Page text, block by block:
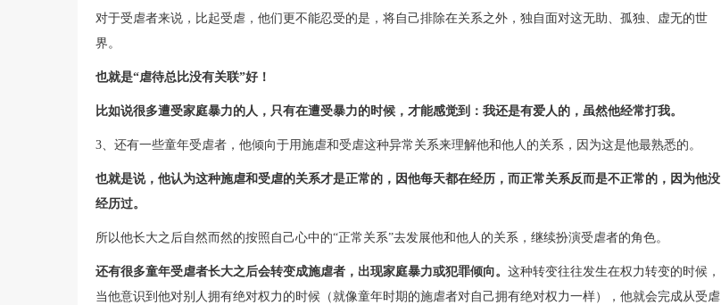
对于受虐者来说，比起受虐，他们更不能忍受的是，将自己排除在关系之外，独自面对这无助、孤独、虚无的世
界。
也就是“虐待总比没有关联”好！
比如说很多遭受家庭暴力的人，只有在遭受暴力的时候，才能感觉到：我还是有爱人的，虽然他经常打我。
3、还有一些童年受虐者，他倾向于用施虐和受虐这种异常关系来理解他和他人的关系，因为这是他最熟悉的。
也就是说，他认为这种施虐和受虐的关系才是正常的，因他每天都在经历，而正常关系反而是不正常的，因为他没
经历过。
所以他长大之后自然而然的按照自己心中的“正常关系”去发展他和他人的关系，继续扮演受虐者的角色。
还有很多童年受虐者长大之后会转变成施虐者，出现家庭暴力或犯罪倾向。 这种转变往往发生在权力转变的时候，
当他意识到他对别人拥有绝对权力的时候（就像童年时期的施虐者对自己拥有绝对权力一样），他就会完成从受虐